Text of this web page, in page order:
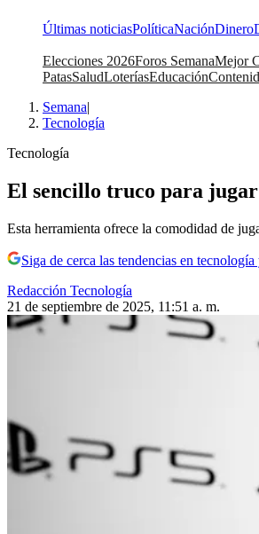
Últimas noticiasPolíticaNaciónDinero
Elecciones 2026Foros SemanaMejor
PatasSaludLoteríasEducación
Semana|
Tecnología
Tecnología
El sencillo truco para jugar
Esta herramienta ofrece la comodidad de
Siga de cerca las tendencias en
Redacción Tecnología
21 de septiembre de 2025, 11:51 a. m.